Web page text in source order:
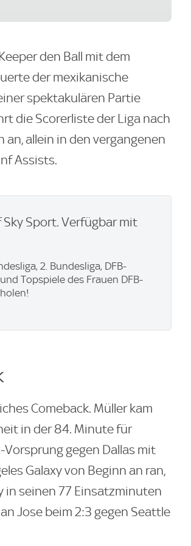
den Ball mit dem
der mexikanische
spektakulären Partie
die Scorerliste der Liga nach
allein in den vergangenen
Assists.
Sky Sport. Verfügbar mit
2. Bundesliga, DFB-
Topspiele des Frauen DFB-
Comeback. Müller kam
in der 84. Minute für
gegen Dallas mit
Galaxy von Beginn an ran,
in seinen 77 Einsatzminuten
Jose beim 2:3 gegen Seattle